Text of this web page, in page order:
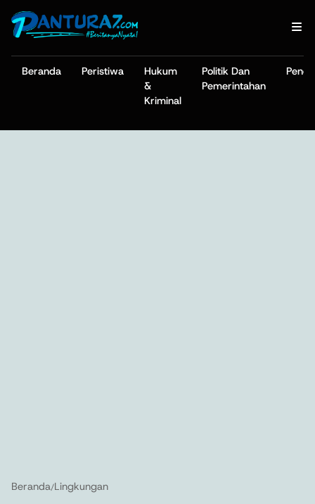
Beranda Peristiwa
Hukum
&
Kriminal
Politik Dan
Pemerintahan
Beranda/Lingkungan